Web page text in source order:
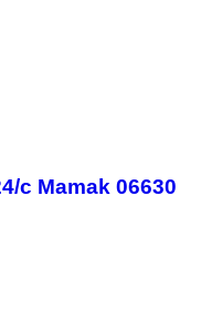
c Mamak 06630